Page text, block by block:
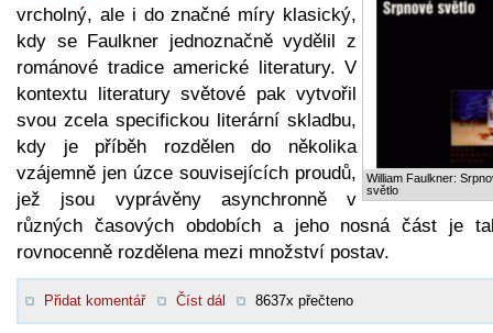
William Faulkner:
světlo
vrcholný, ale i do značné míry klasický,
kdy se Faulkner jednoznačně vydělil z
románové tradice americké literatury. V
kontextu literatury světové pak vytvořil
svou zcela specifickou literární skladbu,
kdy je příběh rozdělen do několika
vzájemně jen úzce souvisejících proudů,
jež jsou vyprávěny asynchronně v
různých časových obdobích a jeho nosná část je
rovnocenně rozdělena mezi množství postav.
Přidat komentář Číst dál 8637x přečteno